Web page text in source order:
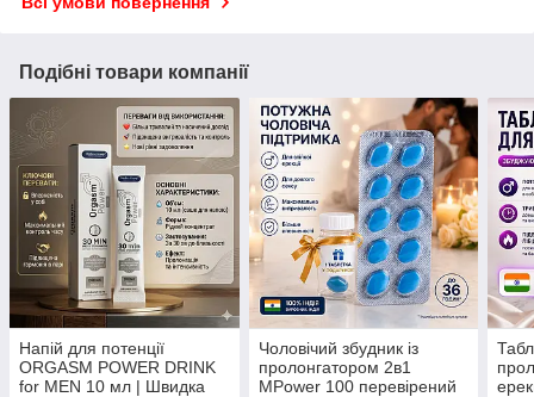
Подібні товари компанії
Напій для потенції
ORGASM POWER DRINK
for MEN 10 мл | Швидка
Чоловічий збудник із
пролонгатором 2в1
MPower 100 перевірений